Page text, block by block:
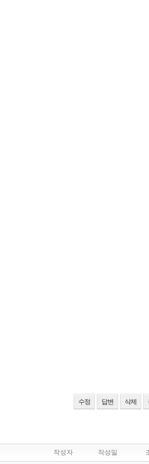
수정 답변 삭제
작성자 작성일